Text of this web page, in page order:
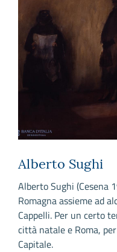
Alberto Sughi
Alberto Sughi (Cesena
Romagna assieme ad
Cappelli. Per un certo
città natale e Roma,
Capitale.